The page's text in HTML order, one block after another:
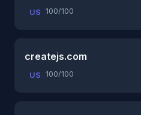
US 100/100
createjs.com
US 100/100